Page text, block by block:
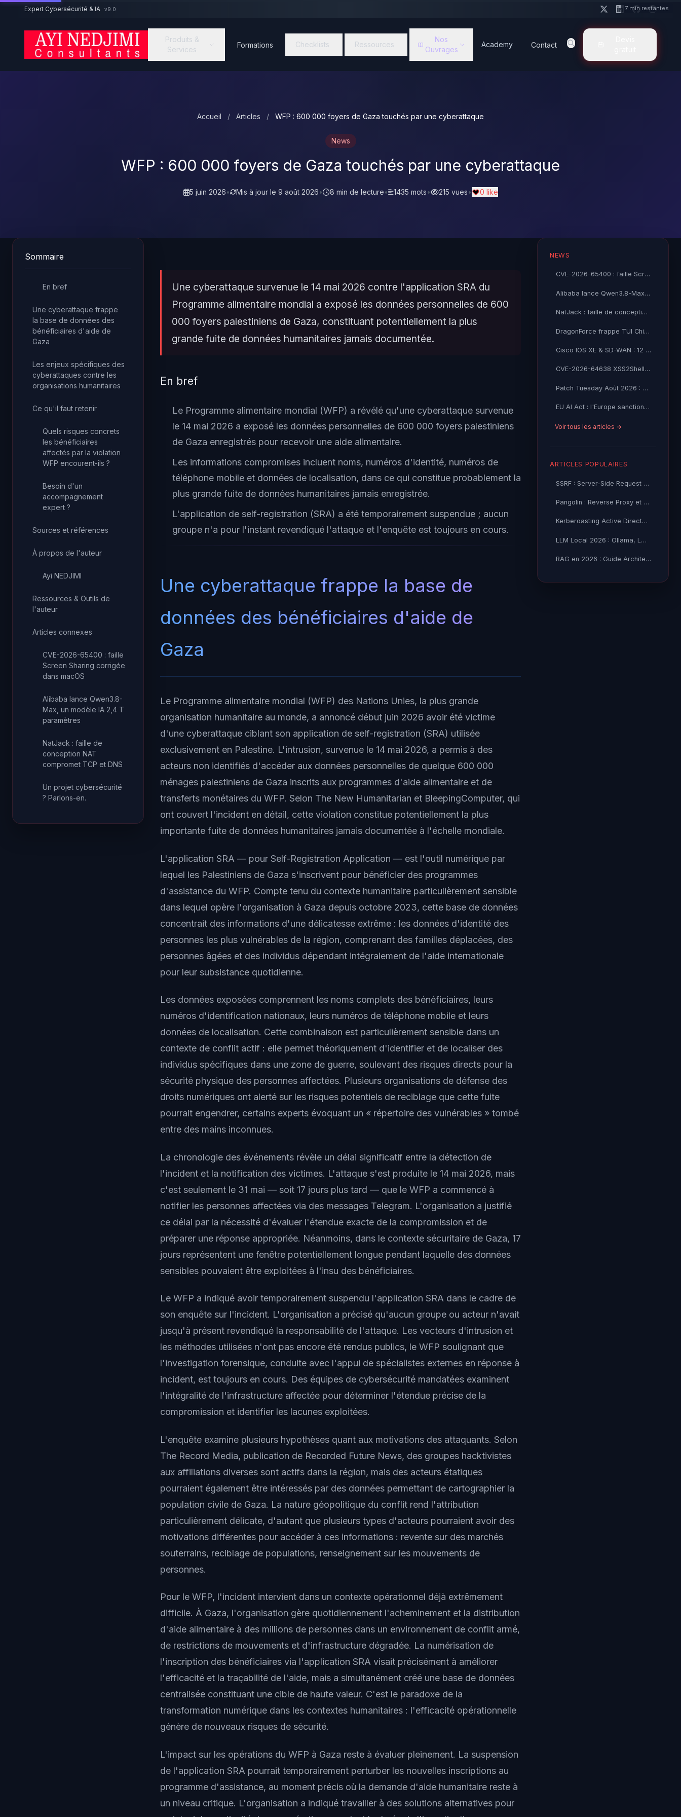
Aller au contenu principal
Expert Cybersécurité & IA v9.0
Produits &
Services
Formations Checklists Ressources
Nos
Ouvrages
Academy Contact
Accueil / Articles / WFP : 600 000 foyers de Gaza touchés par une cyberattaque
News
WFP : 600 000 foyers de Gaza touchés par une cyberattaque
5 juin 2026• Mis à jour le 9 août 2026• 8 min de lecture• 1435 mots• 215 vues• 0 like
Sommaire
En bref
Une cyberattaque frappe
la base de données des
bénéficiaires d'aide de
Gaza
Les enjeux spécifiques des
cyberattaques contre les
organisations humanitaires
Ce qu'il faut retenir
Quels risques concrets
les bénéficiaires
affectés par la violation
WFP encourent-ils ?
Besoin d'un
accompagnement
expert ?
Sources et références
À propos de l'auteur
Ayi NEDJIMI
Ressources & Outils de
l'auteur
Articles connexes
CVE-2026-65400 : faille
Screen Sharing corrigée
dans macOS
Alibaba lance Qwen3.8-
Max, un modèle IA 2,4 T
paramètres
NatJack : faille de
conception NAT
compromet TCP et DNS
Un projet cybersécurité
? Parlons-en.
Une cyberattaque survenue le 14 mai 2026 contre l'application SRA du
Programme alimentaire mondial a exposé les données personnelles de 600
000 foyers palestiniens de Gaza, constituant potentiellement la plus
grande fuite de données humanitaires jamais documentée.
En bref
Le Programme alimentaire mondial (WFP) a révélé qu'une cyberattaque survenue
le 14 mai 2026 a exposé les données personnelles de 600 000 foyers palestiniens
de Gaza enregistrés pour recevoir une aide alimentaire.
Les informations compromises incluent noms, numéros d'identité, numéros de
téléphone mobile et données de localisation, dans ce qui constitue probablement la
plus grande fuite de données humanitaires jamais enregistrée.
L'application de self-registration (SRA) a été temporairement suspendue ; aucun
groupe n'a pour l'instant revendiqué l'attaque et l'enquête est toujours en cours.
Une cyberattaque frappe la base de
données des bénéficiaires d'aide de
Gaza
Le Programme alimentaire mondial (WFP) des Nations Unies, la plus grande
organisation humanitaire au monde, a annoncé début juin 2026 avoir été victime
d'une cyberattaque ciblant son application de self-registration (SRA) utilisée
exclusivement en Palestine. L'intrusion, survenue le 14 mai 2026, a permis à des
acteurs non identifiés d'accéder aux données personnelles de quelque 600 000
ménages palestiniens de Gaza inscrits aux programmes d'aide alimentaire et de
transferts monétaires du WFP. Selon The New Humanitarian et BleepingComputer, qui
ont couvert l'incident en détail, cette violation constitue potentiellement la plus
importante fuite de données humanitaires jamais documentée à l'échelle mondiale.
L'application SRA — pour Self-Registration Application — est l'outil numérique par
lequel les Palestiniens de Gaza s'inscrivent pour bénéficier des programmes
d'assistance du WFP. Compte tenu du contexte humanitaire particulièrement sensible
dans lequel opère l'organisation à Gaza depuis octobre 2023, cette base de données
concentrait des informations d'une délicatesse extrême : les données d'identité des
personnes les plus vulnérables de la région, comprenant des familles déplacées, des
personnes âgées et des individus dépendant intégralement de l'aide internationale
pour leur subsistance quotidienne.
Les données exposées comprennent les noms complets des bénéficiaires, leurs
numéros d'identification nationaux, leurs numéros de téléphone mobile et leurs
données de localisation. Cette combinaison est particulièrement sensible dans un
contexte de conflit actif : elle permet théoriquement d'identifier et de localiser des
individus spécifiques dans une zone de guerre, soulevant des risques directs pour la
sécurité physique des personnes affectées. Plusieurs organisations de défense des
droits numériques ont alerté sur les risques potentiels de reciblage que cette fuite
pourrait engendrer, certains experts évoquant un « répertoire des vulnérables » tombé
entre des mains inconnues.
La chronologie des événements révèle un délai significatif entre la détection de
l'incident et la notification des victimes. L'attaque s'est produite le 14 mai 2026, mais
c'est seulement le 31 mai — soit 17 jours plus tard — que le WFP a commencé à
notifier les personnes affectées via des messages Telegram. L'organisation a justifié
ce délai par la nécessité d'évaluer l'étendue exacte de la compromission et de
préparer une réponse appropriée. Néanmoins, dans le contexte sécuritaire de Gaza, 17
jours représentent une fenêtre potentiellement longue pendant laquelle des données
sensibles pouvaient être exploitées à l'insu des bénéficiaires.
Le WFP a indiqué avoir temporairement suspendu l'application SRA dans le cadre de
son enquête sur l'incident. L'organisation a précisé qu'aucun groupe ou acteur n'avait
jusqu'à présent revendiqué la responsabilité de l'attaque. Les vecteurs d'intrusion et
les méthodes utilisées n'ont pas encore été rendus publics, le WFP soulignant que
l'investigation forensique, conduite avec l'appui de spécialistes externes en réponse à
incident, est toujours en cours. Des équipes de cybersécurité mandatées examinent
l'intégralité de l'infrastructure affectée pour déterminer l'étendue précise de la
compromission et identifier les lacunes exploitées.
L'enquête examine plusieurs hypothèses quant aux motivations des attaquants. Selon
The Record Media, publication de Recorded Future News, des groupes hacktivistes
aux affiliations diverses sont actifs dans la région, mais des acteurs étatiques
pourraient également être intéressés par des données permettant de cartographier la
population civile de Gaza. La nature géopolitique du conflit rend l'attribution
particulièrement délicate, d'autant que plusieurs types d'acteurs pourraient avoir des
motivations différentes pour accéder à ces informations : revente sur des marchés
souterrains, reciblage de populations, renseignement sur les mouvements de
personnes.
Pour le WFP, l'incident intervient dans un contexte opérationnel déjà extrêmement
difficile. À Gaza, l'organisation gère quotidiennement l'acheminement et la distribution
d'aide alimentaire à des millions de personnes dans un environnement de conflit armé,
de restrictions de mouvements et d'infrastructure dégradée. La numérisation de
l'inscription des bénéficiaires via l'application SRA visait précisément à améliorer
l'efficacité et la traçabilité de l'aide, mais a simultanément créé une base de données
centralisée constituant une cible de haute valeur. C'est le paradoxe de la
transformation numérique dans les contextes humanitaires : l'efficacité opérationnelle
génère de nouveaux risques de sécurité.
L'impact sur les opérations du WFP à Gaza reste à évaluer pleinement. La suspension
de l'application SRA pourrait temporairement perturber les nouvelles inscriptions au
programme d'assistance, au moment précis où la demande d'aide humanitaire reste à
un niveau critique. L'organisation a indiqué travailler à des solutions alternatives pour
NEWS
CVE-2026-65400 : faille Screen Sharing corrigée dans macOS
Alibaba lance Qwen3.8-Max, un modèle IA 2,4 T paramètres
NatJack : faille de conception NAT compromet TCP et DNS
DragonForce frappe TUI China : passeports, visas et données financières exfiltrés
Cisco IOS XE & SD-WAN : 12 CVE critiques CVSS 9.8-9.9 publiées le 5 août 2026
CVE-2026-64638 XSS2Shell : le XSS non-auth qui mène au RCE sur 43% du web
Patch Tuesday Août 2026 : 85 CVE corrigées, 6 Critiques, 0 Zero-Day exploité
EU AI Act : l'Europe sanctionne désormais les GPAI
Voir tous les articles →
ARTICLES POPULAIRES
SSRF : Server-Side Request Forgery — Exploitation Avancée
Pangolin : Reverse Proxy et Tunnel Self-Hosted — Guide
Kerberoasting Active Directory : Attaque et Défense 2026
LLM Local 2026 : Ollama, LM Studio ou vLLM — Quel Outil selon
RAG en 2026 : Guide Architecture, Vectorisation & Chunking
7 min restantes